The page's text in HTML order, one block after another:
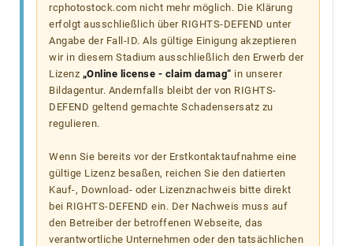
rcphotostock.com nicht mehr möglich. Die Klärung
erfolgt ausschließlich über RIGHTS-DEFEND unter
Angabe der Fall-ID. Als gültige Einigung akzeptieren
wir in diesem Stadium ausschließlich den Erwerb der
Lizenz „Online license - claim damag“ in unserer
Bildagentur. Andernfalls bleibt der von RIGHTS-
DEFEND geltend gemachte Schadensersatz zu
regulieren.
Wenn Sie bereits vor der Erstkontaktaufnahme eine
gültige Lizenz besaßen, reichen Sie den datierten
Kauf-, Download- oder Lizenznachweis bitte direkt
bei RIGHTS-DEFEND ein. Der Nachweis muss auf
den Betreiber der betroffenen Webseite, das
verantwortliche Unternehmen oder den tatsächlichen